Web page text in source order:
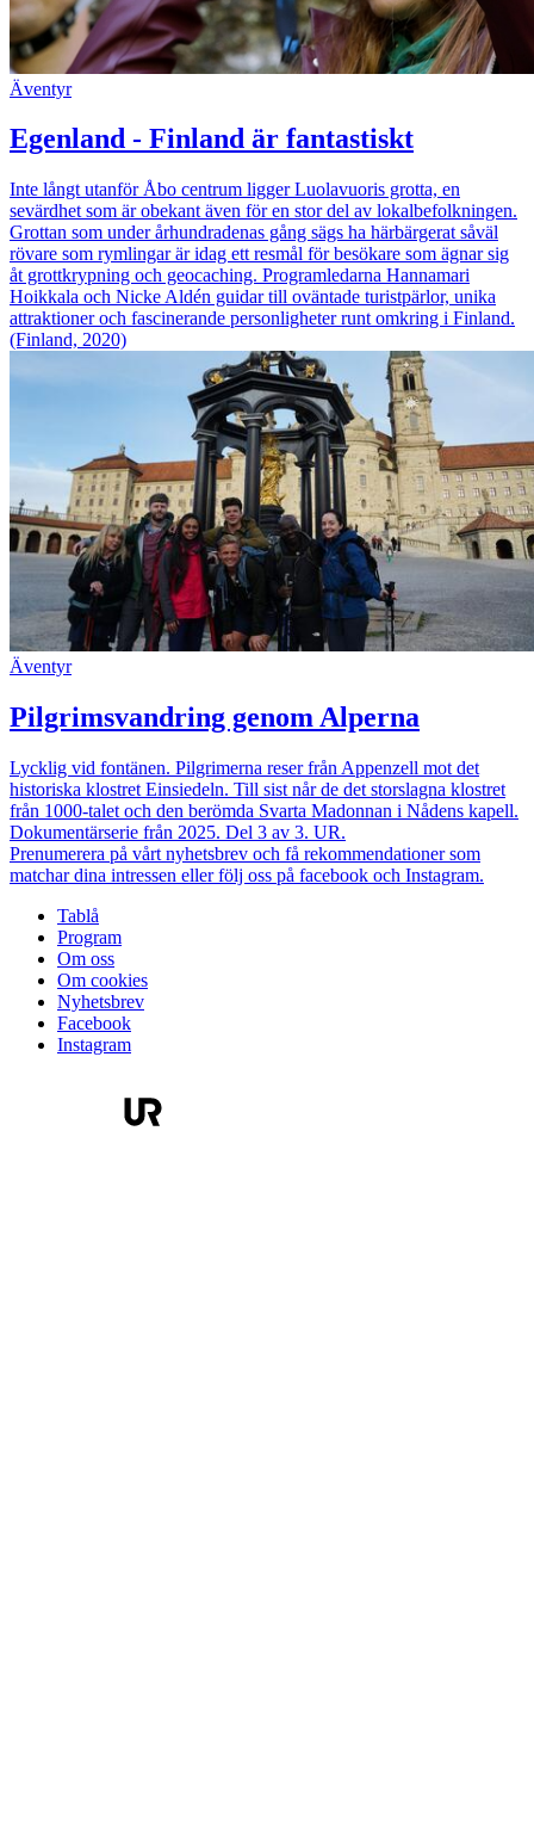
Äventyr
Egenland - Finland är fantastiskt
Inte långt utanför Åbo centrum ligger Luolavuoris grotta, en
sevärdhet som är obekant även för en stor del av lokalbefolkningen.
Grottan som under århundradenas gång sägs ha härbärgerat såväl
rövare som rymlingar är idag ett resmål för besökare som ägnar sig
åt grottkrypning och geocaching. Programledarna Hannamari
Hoikkala och Nicke Aldén guidar till oväntade turistpärlor, unika
attraktioner och fascinerande personligheter runt omkring i Finland.
(Finland, 2020)
Äventyr
Pilgrimsvandring genom Alperna
Lycklig vid fontänen. Pilgrimerna reser från Appenzell mot det
historiska klostret Einsiedeln. Till sist når de det storslagna klostret
från 1000-talet och den berömda Svarta Madonnan i Nådens kapell.
Dokumentärserie från 2025. Del 3 av 3. UR.
Prenumerera på vårt nyhetsbrev och få rekommendationer som
matchar dina intressen eller följ oss på facebook och Instagram.
Tablå
Program
Om oss
Om cookies
Nyhetsbrev
Facebook
Instagram